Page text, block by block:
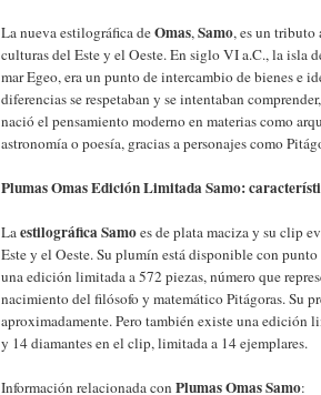
La nueva estilográfica deOmas,Samo, es un tributo
culturas del Este y el Oeste. En siglo VI a.C., la isla
mar Egeo, era un punto de intercambio de bienes e
diferencias se respetaban y se intentaban
nació el pensamiento moderno en materias como
astronomía o poesía, gracias a personajes como
Plumas Omas Edición Limitada Samo:
Laestilográfica Samoes de plata maciza y su clip
Este y el Oeste. Su plumín está disponible con punto
una edición limitada a 572 piezas, número que
nacimiento del filósofo y matemático Pitágoras. Su
aproximadamente. Pero también existe una edición
y 14 diamantes en el clip, limitada a 14 ejemplares.
Información relacionada con Plumas Omas Samo: